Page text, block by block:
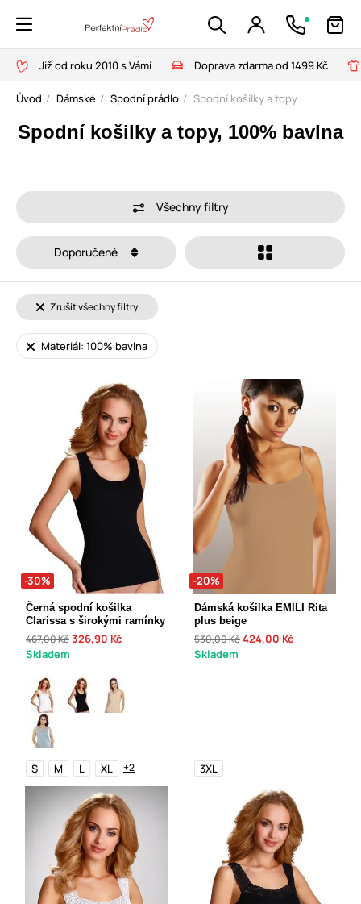
Již od roku 2010 s Vámi Doprava zdarma od 1499 Kč
Úvod Dámské Spodní prádlo Spodní košilky a topy
Spodní košilky a topy, 100% bavlna
Všechny filtry
Doporučené
Zrušit všechny filtry
Materiál: 100% bavlna
-30%
Černá spodní košilka
Clarissa s širokými ramínky
467,00 Kč326,90 Kč
Skladem
S M L XL +2
-20%
Dámská košilka EMILI Rita
plus beige
530,00 Kč424,00 Kč
Skladem
3XL